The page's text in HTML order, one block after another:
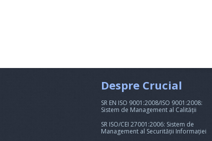
Despre Crucial
SR EN ISO 9001:2008/ISO 9001:2008:
Sistem de Management al Calității
SR ISO/CEI 27001:2006: Sistem de
Management al Securității Informației